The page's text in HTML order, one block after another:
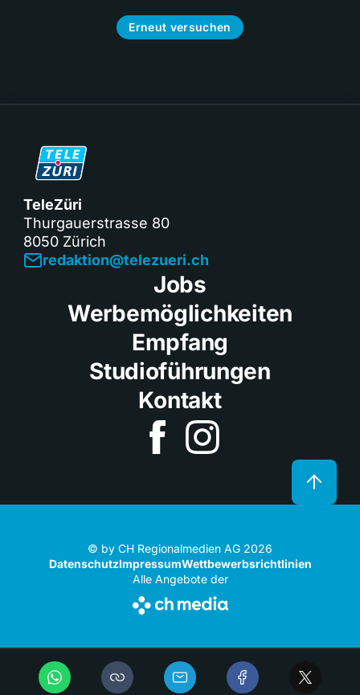
Erneut versuchen
TeleZüri
Thurgauerstrasse 80
8050 Zürich
redaktion@telezueri.ch
Jobs
Werbemöglichkeiten
Empfang
Studioführungen
Kontakt
© by CH Regionalmedien AG 2026
DatenschutzImpressumWettbewerbsrichtlinien
Alle Angebote der